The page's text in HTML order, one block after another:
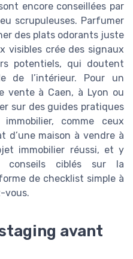
encore conseillées par
scrupuleuses. Parfumer
des plats odorants juste
visibles crée des signaux
potentiels, qui doutent
de l’intérieur. Pour un
vente à Caen, à Lyon ou
sur des guides pratiques
comme ceux
d’une maison à vendre à
immobilier réussi, et y
conseils ciblés sur la
de checklist simple à
vous.
avant